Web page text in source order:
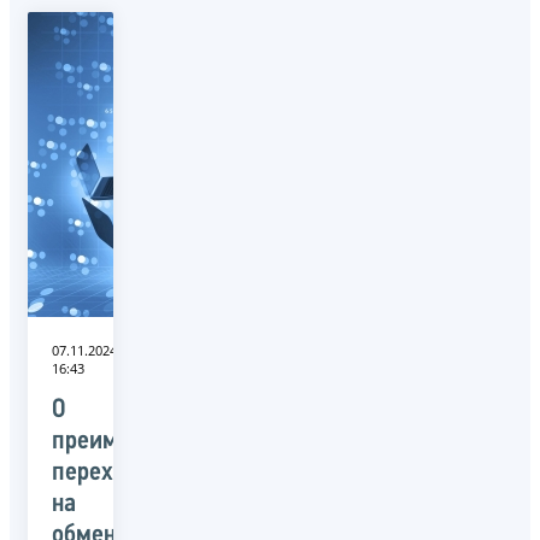
07.11.2024
16:43
О
преимуществах
перехода
на